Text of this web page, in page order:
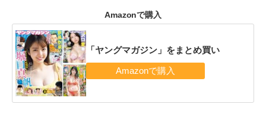
Amazonで購入
「ヤングマガジン」をまとめ買い